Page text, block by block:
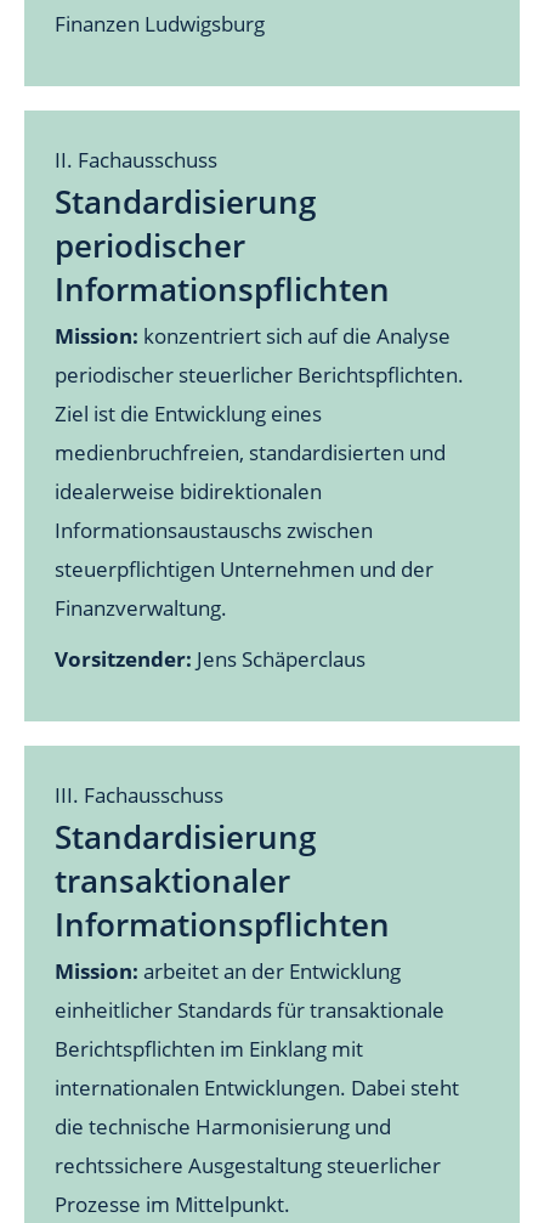
Finanzen Ludwigsburg
II. Fachausschuss
Standardisierung
periodischer
Informationspflichten
Mission: konzentriert sich auf die Analyse
periodischer steuerlicher Berichtspflichten.
Ziel ist die Entwicklung eines
medienbruchfreien, standardisierten und
idealerweise bidirektionalen
Informationsaustauschs zwischen
steuerpflichtigen Unternehmen und der
Finanzverwaltung.
Vorsitzender: Jens Schäperclaus
III. Fachausschuss
Standardisierung
transaktionaler
Informationspflichten
Mission: arbeitet an der Entwicklung
einheitlicher Standards für transaktionale
Berichtspflichten im Einklang mit
internationalen Entwicklungen. Dabei steht
die technische Harmonisierung und
rechtssichere Ausgestaltung steuerlicher
Prozesse im Mittelpunkt.